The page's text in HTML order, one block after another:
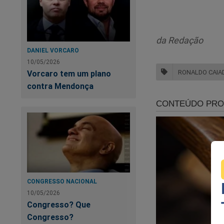
DANIEL VORCARO
10/05/2026
Vorcaro tem um plano
contra Mendonça
CONGRESSO NACIONAL
10/05/2026
Congresso? Que
Congresso?
da Redação
RONALDO